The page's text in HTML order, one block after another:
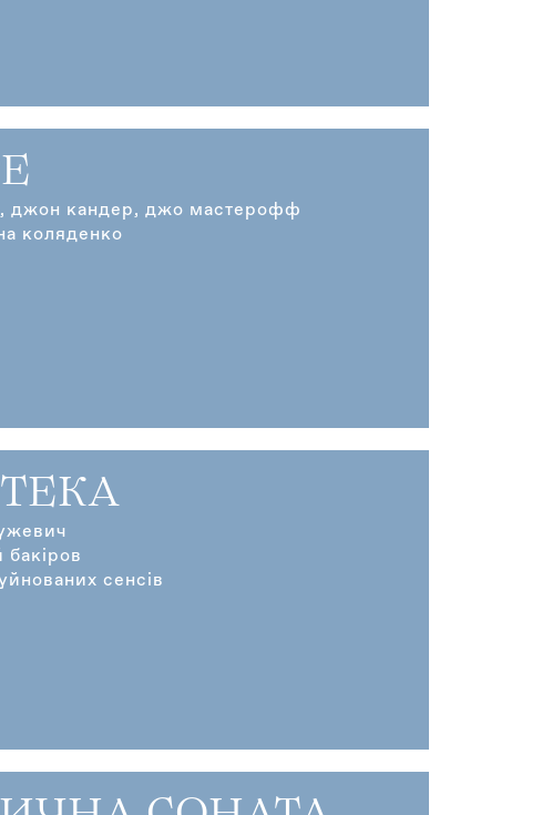
джон кандер, джо мастерофф
коляденко
бакіров
сенсів